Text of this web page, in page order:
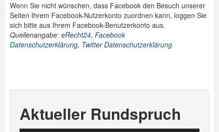
Wenn Sie nicht wünschen, dass Facebook den Besuch unserer
Seiten Ihrem Facebook-Nutzerkonto zuordnen kann, loggen Sie
sich bitte aus Ihrem Facebook-Benutzerkonto aus.
Quellenangabe: eRecht24, Facebook
Datenschutzerklärung, Twitter Datenschutzerklärung
Aktueller Rundspruch